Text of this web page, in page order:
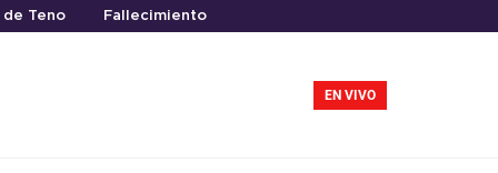
de Teno Fallecimiento
EN VIVO